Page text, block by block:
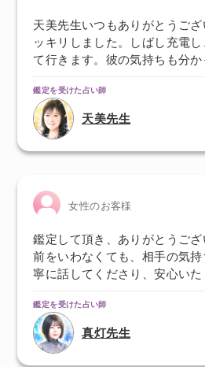
天美先生いつもありがとうご
ッキリしました。しばし充電
て行きます。彼の気持ちも分
鑑定を受けた占い師
天美先生
女性のお客様
鑑定して頂き、ありがとうご
前をいわなくても、相手の気
寧に話してくださり、安心い
鑑定を受けた占い師
真灯先生